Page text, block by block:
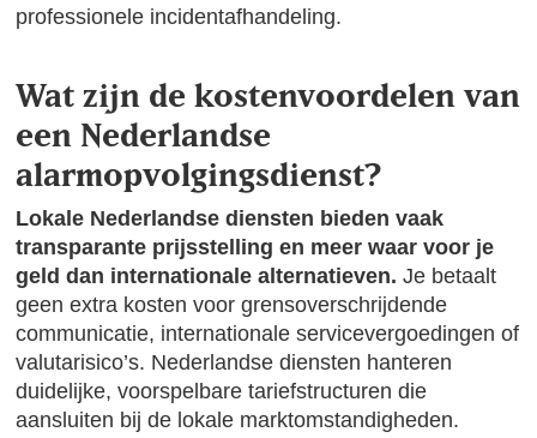
professionele incidentafhandeling.
Wat zijn de kostenvoordelen van
een Nederlandse
alarmopvolgingsdienst?
Lokale Nederlandse diensten bieden vaak
transparante prijsstelling en meer waar voor je
geld dan internationale alternatieven. Je betaalt
geen extra kosten voor grensoverschrijdende
communicatie, internationale servicevergoedingen of
valutarisico’s. Nederlandse diensten hanteren
duidelijke, voorspelbare tariefstructuren die
aansluiten bij de lokale marktomstandigheden.